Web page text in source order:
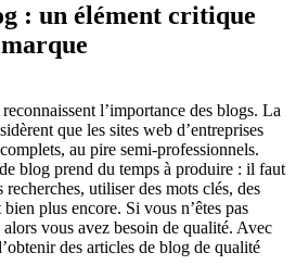
: un élément critique
l’importance des blogs. La
que les sites web d’entreprises
au pire semi-professionnels.
blog prend du temps à produire : il faut
utiliser des mots clés, des
plus encore. Si vous n’êtes pas
vous avez besoin de qualité. Avec
des articles de blog de qualité